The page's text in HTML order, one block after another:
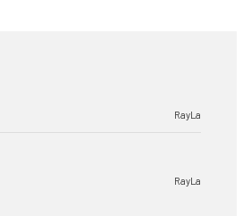
RayLa
RayLa